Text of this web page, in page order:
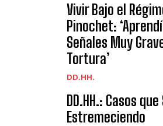
Vivir Bajo el
Pinochet:
Señales Muy
Tortura’
DD.HH.
DD.HH.: Casos
Estremeciendo